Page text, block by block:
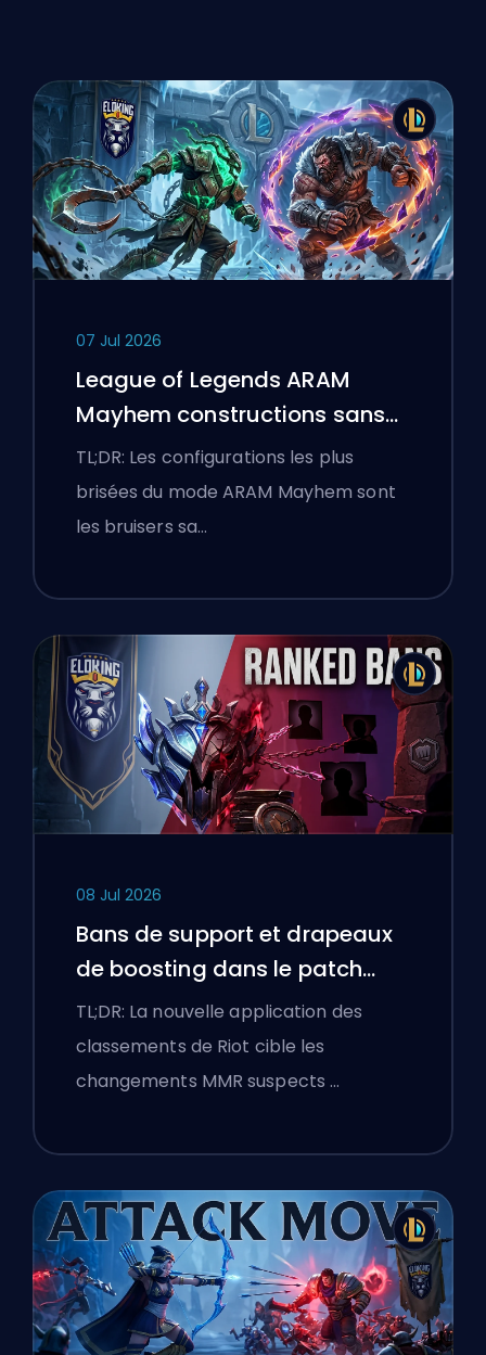
07 Jul 2026
League of Legends ARAM
Mayhem constructions sans
bottes
TL;DR: Les configurations les plus
brisées du mode ARAM Mayhem sont
les bruisers sa…
08 Jul 2026
Bans de support et drapeaux
de boosting dans le patch
25.18 de League of Legends
TL;DR: La nouvelle application des
classements de Riot cible les
changements MMR suspects …